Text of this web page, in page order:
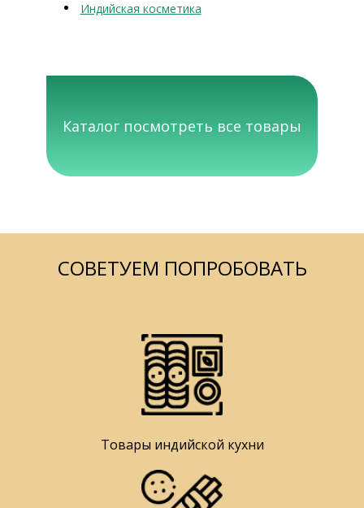
Индийская косметика
Каталог посмотреть все товары
СОВЕТУЕМ ПОПРОБОВАТЬ
Товары индийской кухни